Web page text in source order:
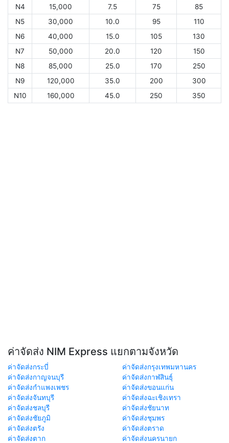
N4
15,000 7.5 75
85
N5
30,000 10.0 95
110
N6
40,000 15.0 105
130
N7
50,000 20.0 120
150
N8
85,000 25.0 170
250
N9
120,000 35.0 200
300
N10
160,000 45.0 250 350
ค่าจัดส่ง NIM Express แยกตามจังหวัด
ค่าจัดส่งกระบี่
ค่าจัดส่งกรุงเทพมหานคร
ค่าจัดส่งกาญจนบุรี
ค่าจัดส่งกาฬสินธุ์
ค่าจัดส่งกำแพงเพชร
ค่าจัดส่งขอนแก่น
ค่าจัดส่งจันทบุรี
ค่าจัดส่งฉะเชิงเทรา
ค่าจัดส่งชลบุรี
ค่าจัดส่งชัยนาท
ค่าจัดส่งชัยภูมิ
ค่าจัดส่งชุมพร
ค่าจัดส่งตรัง
ค่าจัดส่งตราด
ค่าจัดส่งตาก
ค่าจัดส่งนครนายก